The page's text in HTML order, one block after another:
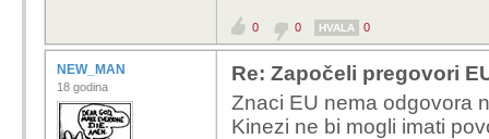
0 0 HVALA 0
NEW_MAN
18 godina
Re: Započeli pregovori
Znaci EU nema odgovora
Kinezi ne bi mogli imati